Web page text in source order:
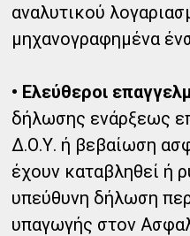
αναλυτικού
μηχανογραφημένα
• Ελεύθεροι
δήλωσης ενάρξεως
Δ.Ο.Υ. ή βεβαίωση
έχουν καταβληθεί ή
υπεύθυνη δήλωση
υπαγωγής στον